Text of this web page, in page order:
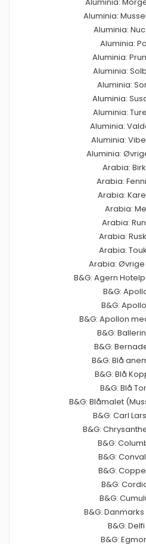
Aluminia:
Aluminia:
Aluminia:
Aluminia:
Aluminia:
Aluminia:
Aluminia:
Aluminia:
Aluminia:
Aluminia:
Aluminia:
Arabia:
Arabia:
Arabia:
Arabia:
Arabia:
Arabia:
Arabia:
Arabia:
B&G: Agern
B&G:
B&G:
B&G: Apollon
B&G:
B&G:
B&G: Blå
B&G: Blå
B&G: Blå
B&G: Blåmalet
B&G: Carl
B&G:
B&G:
B&G:
B&G:
B&G:
B&G:
B&G:
B&G:
B&G: